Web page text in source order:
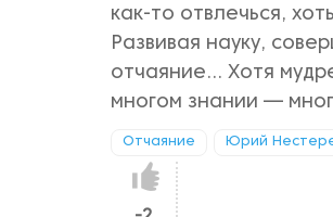
как-то отвлечься,
Развивая науку,
отчаяние... Хотя
многом знании —
Отчаяние Юрий
Нравится!